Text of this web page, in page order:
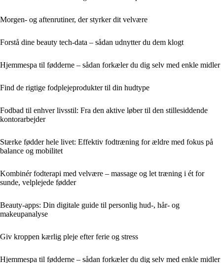
Morgen- og aftenrutiner, der styrker dit velvære
Forstå dine beauty tech-data – sådan udnytter du dem klogt
Hjemmespa til fødderne – sådan forkæler du dig selv med enkle midler
Find de rigtige fodplejeprodukter til din hudtype
Fodbad til enhver livsstil: Fra den aktive løber til den stillesiddende
kontorarbejder
Stærke fødder hele livet: Effektiv fodtræning for ældre med fokus på
balance og mobilitet
Kombinér fodterapi med velvære – massage og let træning i ét for
sunde, velplejede fødder
Beauty-apps: Din digitale guide til personlig hud-, hår- og
makeupanalyse
Giv kroppen kærlig pleje efter ferie og stress
Hjemmespa til fødderne – sådan forkæler du dig selv med enkle midler